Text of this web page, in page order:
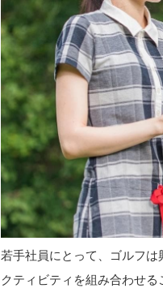
若手社員にとって、ゴルフ
クティビティを組み合わせ